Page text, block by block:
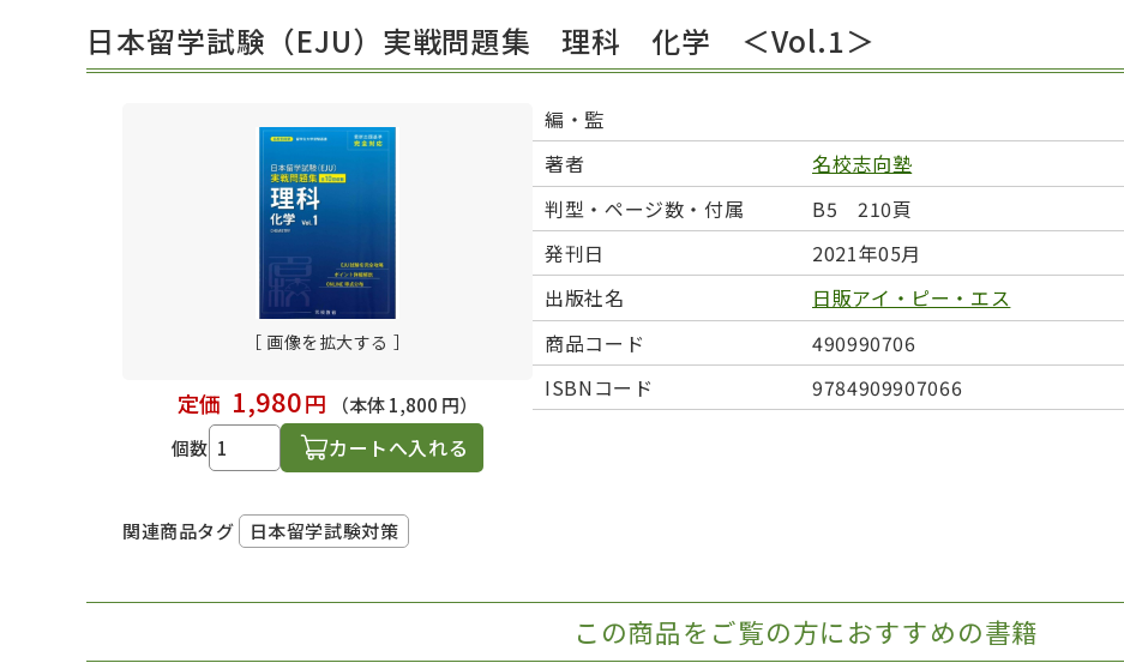
練習問題
日本語能力試験対策
日本留学試験対策
日本語学習関連副読本
語学・文法辞典
表現・用字用語辞典 比較文化辞典
多言語社会・言語政策
言語の諸相
アカデミック・スキル
日本留学試験（EJU）実戦問題集 理科 化学 ＜Vol.1＞
［ 画像を拡大する ］
定価 1,980円
（本体 1,800 円）
個数
カートへ入れる
編・監
著者
名校志向塾
判型・ページ数・付属
B5 210頁
発刊日
2021年05月
出版社名
日販アイ・ピー・エス
商品コード
490990706
ISBNコード
9784909907066
関連商品タグ 日本留学試験対策
この商品をご覧の方におすすめの書籍